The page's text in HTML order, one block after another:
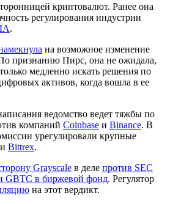
криптовалют. Ранее она
регулирования индустрии
.
на возможное изменение
признанию Пирс, она не ожидала,
медленно искать решения по
активов, когда вошла в ее
ведомство ведет тяжбы по
компаний Coinbase и Binance. В
урегулировали крупные
и Bittrex.
Grayscale в деле против SEC
GBTC в биржевой фонд. Регулятор
на этот вердикт.